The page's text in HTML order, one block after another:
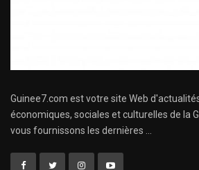
Guinee7.com est votre site Web
économiques, sociales et culturelles de la
vous fournissons les dernières ...